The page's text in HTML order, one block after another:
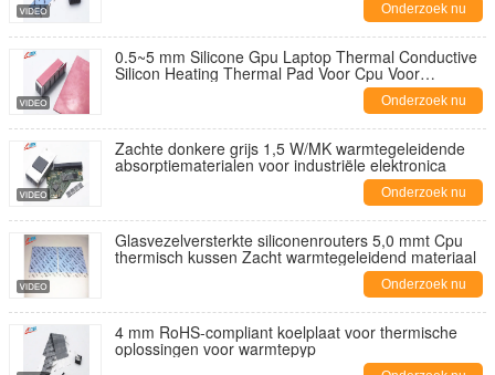
Onderzoek nu
0.5~5 mm Silicone Gpu Laptop Thermal Conductive
Silicon Heating Thermal Pad Voor Cpu Voor
Onderzoek nu
Zachte donkere grijs 1,5 W/MK warmtegeleidende
absorptiematerialen voor industriële elektronica
Onderzoek nu
Glasvezelversterkte siliconenrouters 5,0 mmt Cpu
thermisch kussen Zacht warmtegeleidend materiaal
Onderzoek nu
4 mm RoHS-compliant koelplaat voor thermische
oplossingen voor warmtepyp